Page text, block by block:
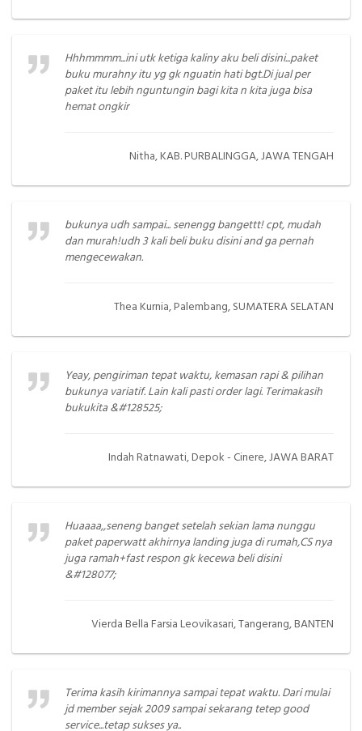
Hhhmmmm...ini utk ketiga kaliny aku beli disini...paket
buku murahny itu yg gk nguatin hati bgt.Di jual per
paket itu lebih nguntungin bagi kita n kita juga bisa
hemat ongkir
Nitha, KAB. PURBALINGGA, JAWA TENGAH
bukunya udh sampai... senengg bangettt! cpt, mudah
dan murah!udh 3 kali beli buku disini and ga pernah
mengecewakan.
Thea Kurnia, Palembang, SUMATERA SELATAN
Yeay, pengiriman tepat waktu, kemasan rapi & pilihan
bukunya variatif. Lain kali pasti order lagi. Terimakasih
bukukita &#128525;
Indah Ratnawati, Depok - Cinere, JAWA BARAT
Huaaaa,,seneng banget setelah sekian lama nunggu
paket paperwatt akhirnya landing juga di rumah,CS nya
juga ramah+fast respon gk kecewa beli disini
&#128077;
Vierda Bella Farsia Leovikasari, Tangerang, BANTEN
Terima kasih kirimannya sampai tepat waktu. Dari mulai
jd member sejak 2009 sampai sekarang tetep good
service...tetap sukses ya..